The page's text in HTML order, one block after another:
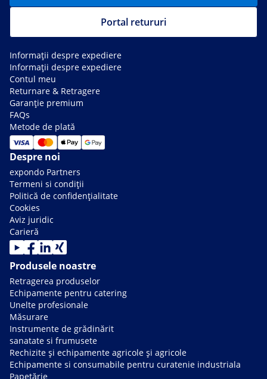
Portal retururi
Informații despre expediere
Informații despre expediere
Contul meu
Returnare & Retragere
Garanție premium
FAQs
Metode de plată
Despre noi
expondo Partners
Termeni si condiții
Politică de confidențialitate
Cookies
Aviz juridic
Carieră
Produsele noastre
Retragerea produselor
Echipamente pentru catering
Unelte profesionale
Măsurare
Instrumente de grădinărit
sanatate si frumusete
Rechizite și echipamente agricole și agricole
Echipamente si consumabile pentru curatenie industriala
Papetărie